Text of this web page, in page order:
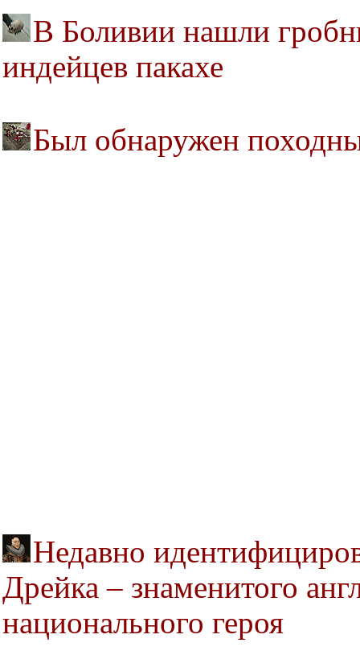
В Боливии нашли
индейцев пакахе
Был обнаружен
Недавно
Дрейка – знаменитого
национального героя